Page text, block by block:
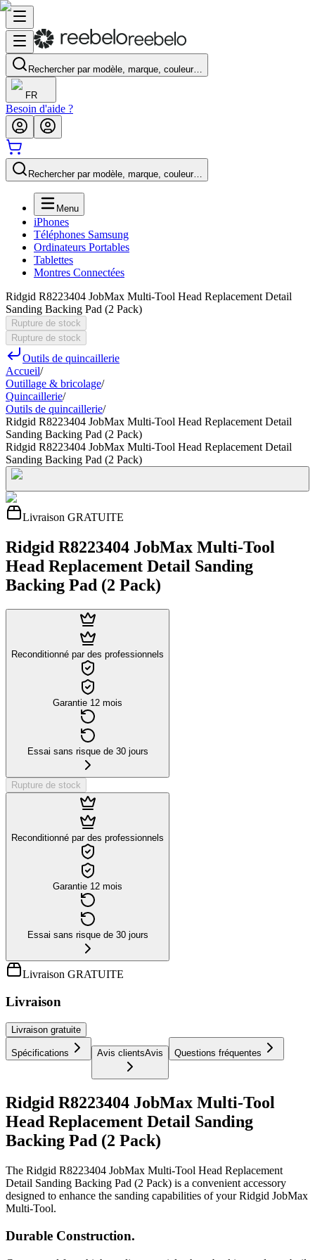
Rechercher par modèle, marque, couleur…
FR
Besoin d'aide ?
Rechercher par modèle, marque, couleur…
Menu
iPhones
Téléphones Samsung
Ordinateurs Portables
Tablettes
Montres Connectées
Ridgid R8223404 JobMax Multi-Tool Head Replacement Detail
Sanding Backing Pad (2 Pack)
Rupture de stock
Rupture de stock
Outils de quincaillerie
Accueil/
Outillage & bricolage/
Quincaillerie/
Outils de quincaillerie/
Ridgid R8223404 JobMax Multi-Tool Head Replacement Detail
Sanding Backing Pad (2 Pack)
Ridgid R8223404 JobMax Multi-Tool Head Replacement Detail
Sanding Backing Pad (2 Pack)
Livraison GRATUITE
Ridgid R8223404 JobMax Multi-Tool
Head Replacement Detail Sanding
Backing Pad (2 Pack)
Reconditionné par des professionnels
Garantie 12 mois
Essai sans risque de 30 jours
Rupture de stock
Reconditionné par des professionnels
Garantie 12 mois
Essai sans risque de 30 jours
Livraison GRATUITE
Livraison
Livraison gratuite
Spécifications Avis clientsAvis Questions fréquentes
Ridgid R8223404 JobMax Multi-Tool
Head Replacement Detail Sanding
Backing Pad (2 Pack)
The Ridgid R8223404 JobMax Multi-Tool Head Replacement
Detail Sanding Backing Pad (2 Pack) is a convenient accessory
designed to enhance the sanding capabilities of your Ridgid JobMax
Multi-Tool.
Durable Construction.